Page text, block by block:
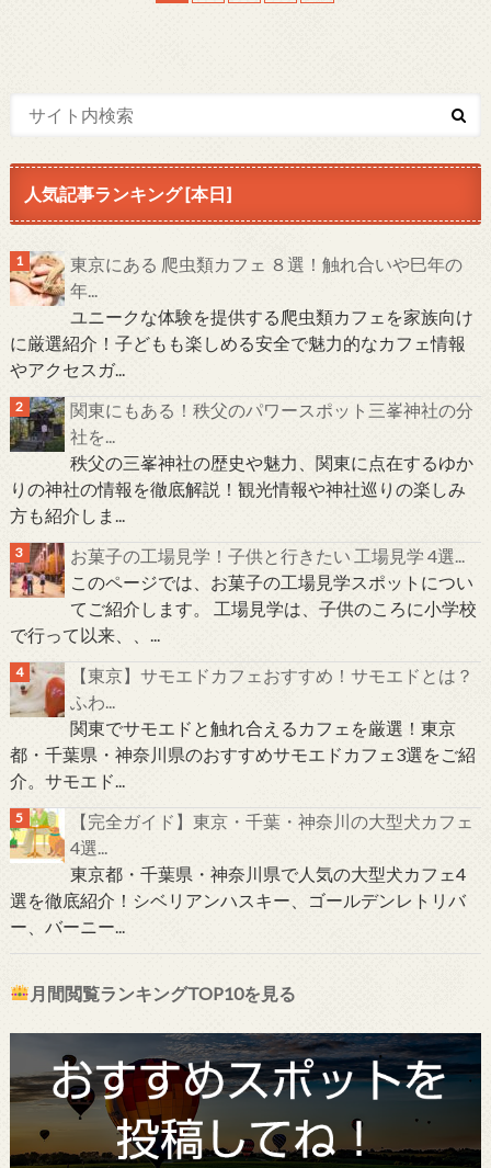
人気記事ランキング [本日]
東京にある 爬虫類カフェ ８選！触れ合いや巳年の
年...
ユニークな体験を提供する爬虫類カフェを家族向け
に厳選紹介！子どもも楽しめる安全で魅力的なカフェ情報
やアクセスガ...
関東にもある！秩父のパワースポット三峯神社の分
社を...
秩父の三峯神社の歴史や魅力、関東に点在するゆか
りの神社の情報を徹底解説！観光情報や神社巡りの楽しみ
方も紹介しま...
お菓子の工場見学！子供と行きたい 工場見学 4選...
このページでは、お菓子の工場見学スポットについ
てご紹介します。 工場見学は、子供のころに小学校
で行って以来、、...
【東京】サモエドカフェおすすめ！サモエドとは？
ふわ...
関東でサモエドと触れ合えるカフェを厳選！東京
都・千葉県・神奈川県のおすすめサモエドカフェ3選をご紹
介。サモエド...
【完全ガイド】東京・千葉・神奈川の大型犬カフェ
4選...
東京都・千葉県・神奈川県で人気の大型犬カフェ4
選を徹底紹介！シベリアンハスキー、ゴールデンレトリバ
ー、バーニー...
月間閲覧ランキングTOP10を見る